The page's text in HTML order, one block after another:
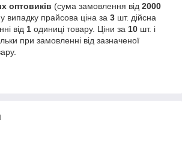
оптовиків (сума замовлення від 2000
випадку прайсова ціна за 3 шт. дійсна
від 1 одиниці товару. Ціни за 10 шт. і
при замовленні від зазначеної